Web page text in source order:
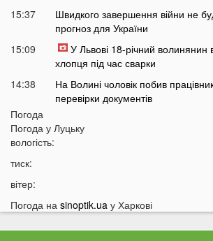
15:37
Швидкого завершення війни не
прогноз для України
15:09
У Львові 18-річний
хлопця під час сварки
14:38
На Волині чоловік побив
перевірки документів
14:16
Україні
13:51
у чому причина
Погода
Погода у Луцьку
вологість:
тиск:
вітер:
Погода на sinoptik.ua у Харкові